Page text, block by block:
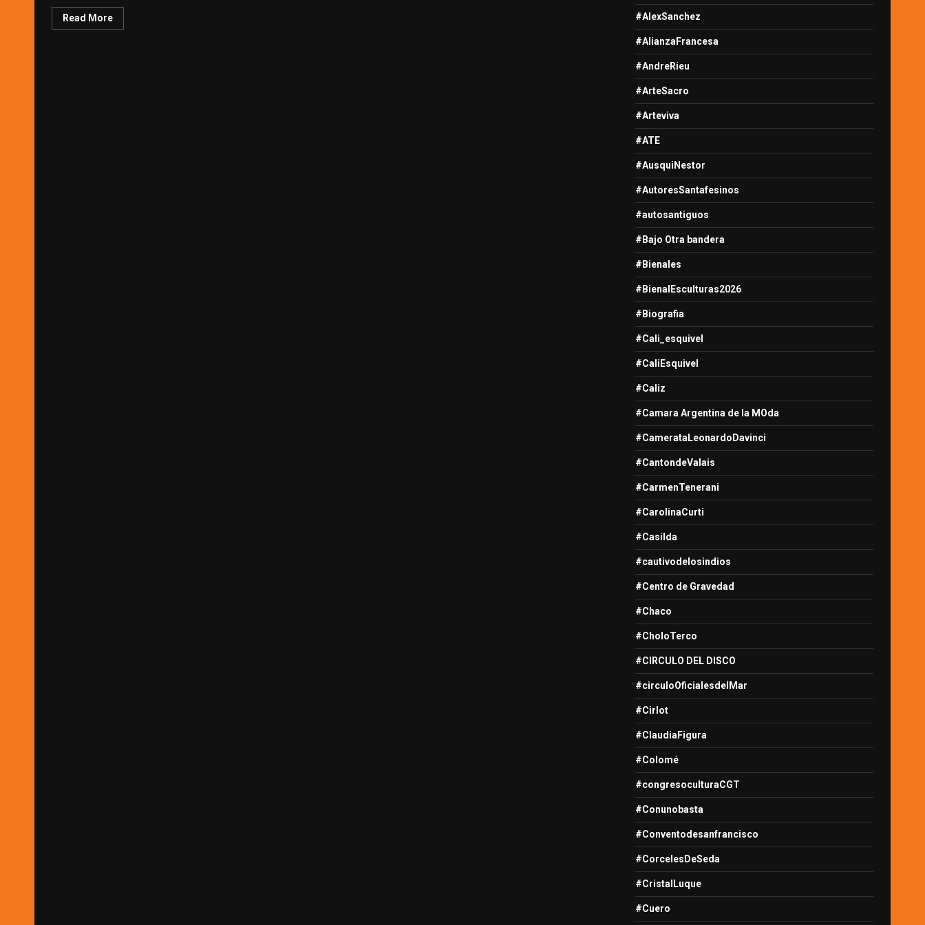
Read More #AlexSanchez
#AlianzaFrancesa
#AndreRieu
#ArteSacro
#Arteviva
#ATE
#AusquiNestor
#AutoresSantafesinos
#autosantiguos
#Bajo Otra bandera
#Bienales
#BienalEsculturas2026
#Biografia
#Cali_esquivel
#CaliEsquivel
#Caliz
#Camara Argentina de la MOda
#CamerataLeonardoDavinci
#CantondeValais
#CarmenTenerani
#CarolinaCurti
#Casilda
#cautivodelosindios
#Centro de Gravedad
#Chaco
#CholoTerco
#CIRCULO DEL DISCO
#circuloOficialesdelMar
#Cirlot
#ClaudiaFigura
#Colomé
#congresoculturaCGT
#Conunobasta
#Conventodesanfrancisco
#CorcelesDeSeda
#CristalLuque
#Cuero